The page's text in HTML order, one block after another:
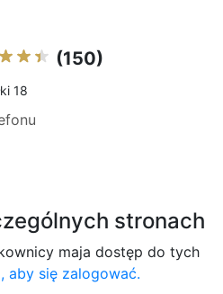
(150)
18
stronach
maja dostęp do tych
aby się zalogować.